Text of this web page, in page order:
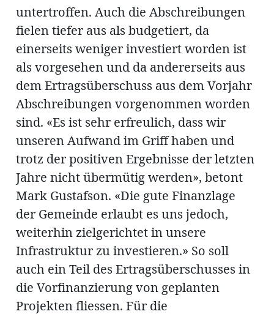
untertroffen. Auch die Abschreibungen
fielen tiefer aus als budgetiert, da
einerseits weniger investiert worden ist
als vorgesehen und da andererseits aus
dem Ertragsüberschuss aus dem Vorjahr
Abschreibungen vorgenommen worden
sind. «Es ist sehr erfreulich, dass wir
unseren Aufwand im Griff haben und
trotz der positiven Ergebnisse der letzten
Jahre nicht übermütig werden», betont
Mark Gustafson. «Die gute Finanzlage
der Gemeinde erlaubt es uns jedoch,
weiterhin zielgerichtet in unsere
Infrastruktur zu investieren.» So soll
auch ein Teil des Ertragsüberschusses in
die Vorfinanzierung von geplanten
Projekten fliessen. Für die